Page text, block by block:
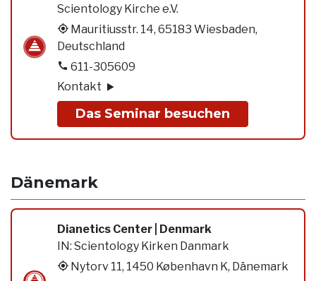
Scientology Kirche e.V.
Mauritiusstr. 14, 65183 Wiesbaden,
Deutschland
611-305609
Kontakt
Das Seminar besuchen
Dänemark
Dianetics Center | Denmark
IN: Scientology Kirken Danmark
Nytorv 11, 1450 København K, Dänemark